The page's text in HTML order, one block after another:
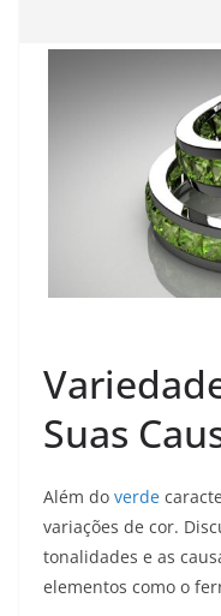
Suas
Além do verde
variações de cor.
tonalidades e as
elementos como o